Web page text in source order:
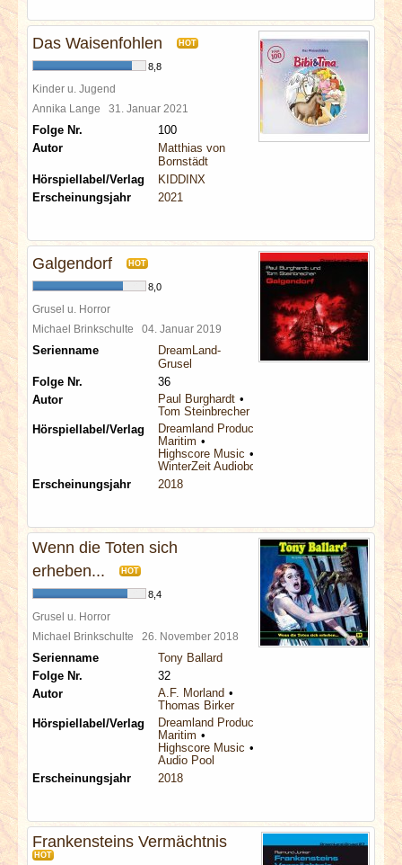
Das Waisenfohlen HOT
8,8
Kinder u. Jugend
Annika Lange 31. Januar 2021
Folge Nr.
100
Autor
Matthias von
Bornstädt
Hörspiellabel/Verlag
KIDDINX
Erscheinungsjahr
2021
Galgendorf HOT
8,0
Grusel u. Horror
Michael Brinkschulte 04. Januar 2019
Serienname
DreamLand-
Grusel
Folge Nr.
36
Autor
Paul Burghardt
Tom Steinbrecher
Hörspiellabel/Verlag
Dreamland Productions
Maritim
Highscore Music
WinterZeit Audiobooks
Erscheinungsjahr
2018
Wenn die Toten sich
erheben...
HOT
8,4
Grusel u. Horror
Michael Brinkschulte 26. November 2018
Serienname
Tony Ballard
Folge Nr.
32
Autor
A.F. Morland
Thomas Birker
Hörspiellabel/Verlag
Dreamland Productions
Maritim
Highscore Music
Audio Pool
Erscheinungsjahr
2018
Frankensteins Vermächtnis
HOT